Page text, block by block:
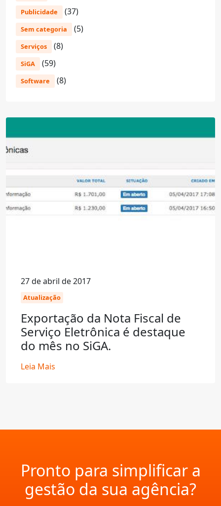
Publicidade (37)
Sem categoria (5)
Serviços (8)
SiGA (59)
Software (8)
27 de abril de 2017
Atualização
Exportação da Nota Fiscal de
Serviço Eletrônica é destaque
do mês no SiGA.
Leia Mais
Pronto para simplificar a
gestão da sua agência?